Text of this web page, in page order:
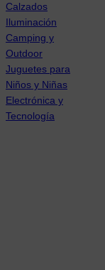
Calzados
Iluminación
Camping y
Outdoor
Juguetes para
Niños y Niñas
Electrónica y
Tecnología